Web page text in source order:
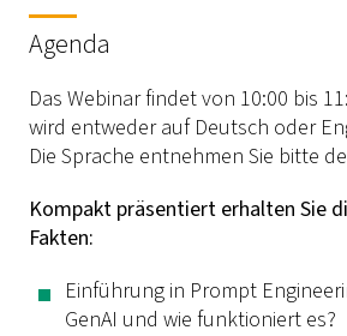
Agenda
Das Webinar findet von 10:00 bis
wird entweder auf Deutsch oder
Die Sprache entnehmen Sie bitte
Kompakt präsentiert erhalten Sie
Fakten:
Einführung in Prompt
GenAI und wie funktioniert es?